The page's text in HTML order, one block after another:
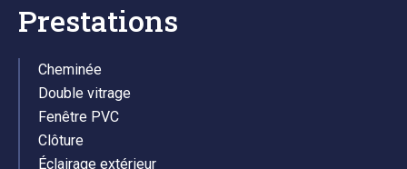
Prestations
Cheminée
Double vitrage
Fenêtre PVC
Clôture
Éclairage extérieur